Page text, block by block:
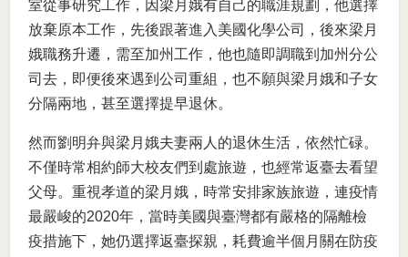
室從事研究工作，因梁月娥有自己的職涯規劃，他選擇
放棄原本工作，先後跟著進入美國化學公司，後來梁月
娥職務升遷，需至加州工作，他也隨即調職到加州分公
司去，即便後來遇到公司重組，也不願與梁月娥和子女
分隔兩地，甚至選擇提早退休。
然而劉明弁與梁月娥夫妻兩人的退休生活，依然忙碌。
不僅時常相約師大校友們到處旅遊，也經常返臺去看望
父母。重視孝道的梁月娥，時常安排家族旅遊，連疫情
最嚴峻的2020年，當時美國與臺灣都有嚴格的隔離檢
疫措施下，她仍選擇返臺探親，耗費逾半個月關在防疫